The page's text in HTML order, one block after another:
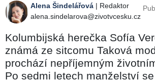
Alena Šindelářová | Redaktor
alena.sindelarova@zivotvcesku.cz
Kolumbijská herečka Sofía
známá ze sitcomu Taková
prochází nepříjemným
Po sedmi letech manželství